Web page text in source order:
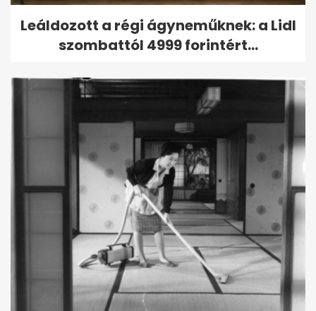
Leáldozott a régi ágyneműknek: a Lidl
szombattól 4999 forintért...